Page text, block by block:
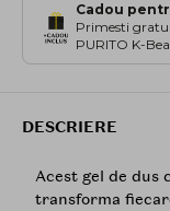
Cadou
Primesti
PURITO K-
DESCRIERE
Acest gel de dus
transforma